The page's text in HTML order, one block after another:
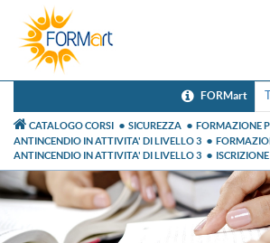
FORMart
CATALOGO CORSI SICUREZZA
FORMAZIONE
ANTINCENDIO IN ATTIVITA' DI LIVELLO 3
ANTINCENDIO IN ATTIVITA' DI LIVELLO 3